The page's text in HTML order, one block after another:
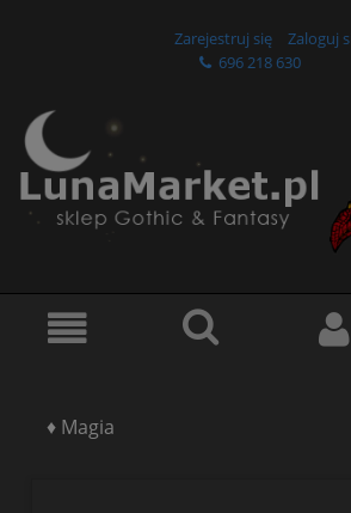
Zarejestruj się
Zaloguj
696 218 630
♦ Magia